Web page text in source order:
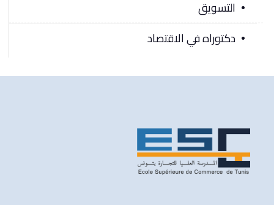
التسويق
دكتوراه في الاقتصاد